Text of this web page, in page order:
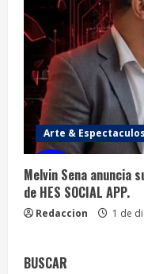
Arte & Espectaculos
Melvin Sena anuncia
de HES SOCIAL APP.
Redaccion 1 de
BUSCAR